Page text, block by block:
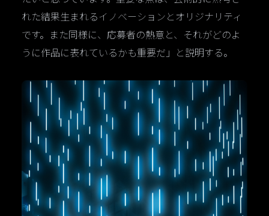
れた結果生まれるイノベーションとオリジナリティ
です。また同様に、応募者の熱意と、それがどのよ
うに作品に表れているかも重要だ」と説明する。